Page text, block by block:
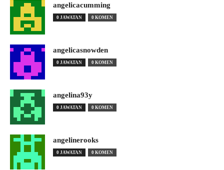
angelicacumming
0 JAWATAN 0 KOMEN
angelicasnowden
0 JAWATAN 0 KOMEN
angelina93y
0 JAWATAN 0 KOMEN
angelinerooks
0 JAWATAN 0 KOMEN